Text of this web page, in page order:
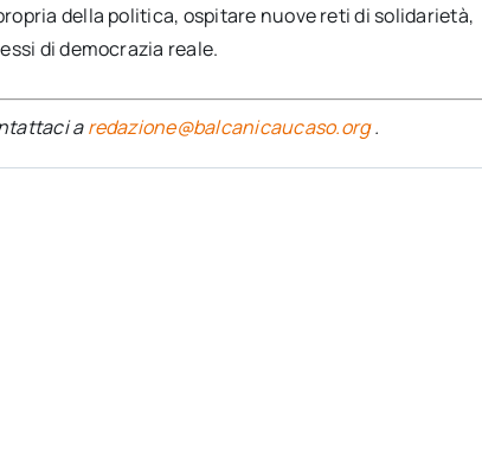
della politica, ospitare nuove reti di solidarietà,
di democrazia reale.
aredazione@balcanicaucaso.org.